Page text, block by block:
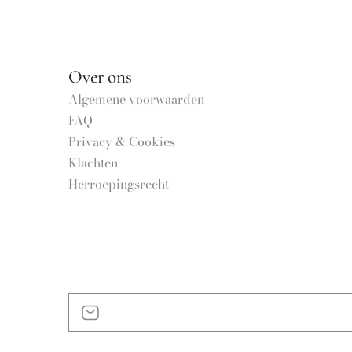
Over ons
Algemene voorwaarden
FAQ
Privacy & Cookies
Klachten
Herroepingsrecht